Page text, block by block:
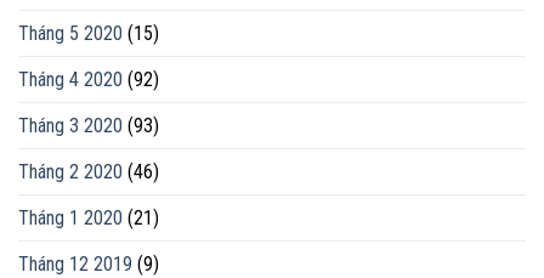
Tháng 5 2020 (15)
Tháng 4 2020 (92)
Tháng 3 2020 (93)
Tháng 2 2020 (46)
Tháng 1 2020 (21)
Tháng 12 2019 (9)